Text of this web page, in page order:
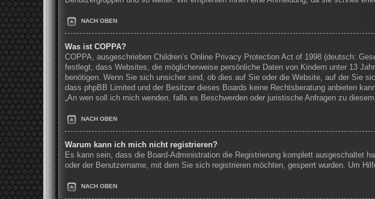
NACH OBEN
Was ist COPPA?
COPPA, ausgeschrieben Children’s Online Privacy Protection Act of 1998 (deutsch:
festlegt, dass Websites, die möglicherweise persönliche Daten von Kindern unter 13
benötigen. Wenn Sie sich unsicher sind, ob dies auf Sie oder die Website, auf der Sie
dass phpBB Limited und der Besitzer dieses Boards keine Rechtsberatung anbieten
„An wen soll ich mich wenden, falls es Beschwerden oder juristische Anfragen zu
NACH OBEN
Warum kann ich mich nicht registrieren?
Es kann sein, dass die Board-Administration die Registrierung komplett ausgeschaltet
oder der Benutzername, mit dem Sie sich registrieren möchten, gesperrt wurden. Um
NACH OBEN